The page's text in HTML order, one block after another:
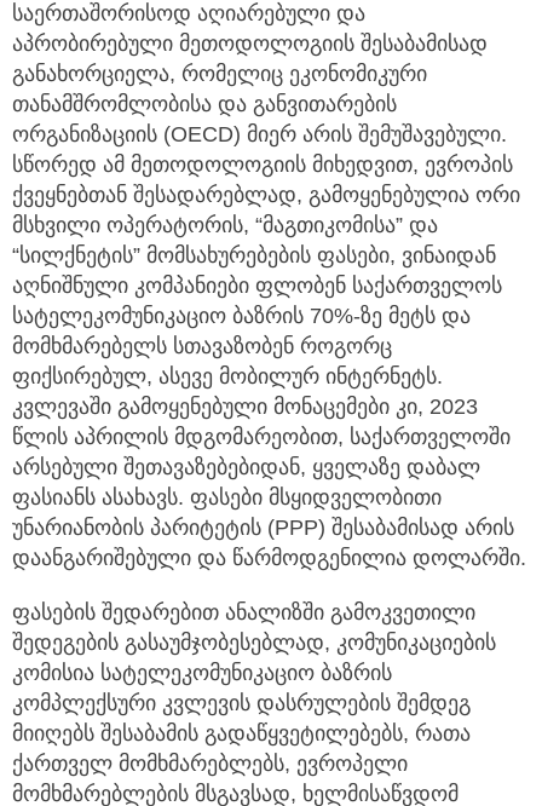
საერთაშორისოდ აღიარებული და
აპრობირებული მეთოდოლოგიის შესაბამისად
განახორციელა, რომელიც ეკონომიკური
თანამშრომლობისა და განვითარების
ორგანიზაციის (OECD) მიერ არის შემუშავებული.
სწორედ ამ მეთოდოლოგიის მიხედვით, ევროპის
ქვეყნებთან შესადარებლად, გამოყენებულია ორი
მსხვილი ოპერატორის, “მაგთიკომისა” და
“სილქნეტის” მომსახურებების ფასები, ვინაიდან
აღნიშნული კომპანიები ფლობენ საქართველოს
სატელეკომუნიკაციო ბაზრის 70%-ზე მეტს და
მომხმარებელს სთავაზობენ როგორც
ფიქსირებულ, ასევე მობილურ ინტერნეტს.
კვლევაში გამოყენებული მონაცემები კი, 2023
წლის აპრილის მდგომარეობით, საქართველოში
არსებული შეთავაზებებიდან, ყველაზე დაბალ
ფასიანს ასახავს. ფასები მსყიდველობითი
უნარიანობის პარიტეტის (PPP) შესაბამისად არის
დაანგარიშებული და წარმოდგენილია დოლარში.
ფასების შედარებით ანალიზში გამოკვეთილი
შედეგების გასაუმჯობესებლად, კომუნიკაციების
კომისია სატელეკომუნიკაციო ბაზრის
კომპლექსური კვლევის დასრულების შემდეგ
მიიღებს შესაბამის გადაწყვეტილებებს, რათა
ქართველ მომხმარებლებს, ევროპელი
მომხმარებლების მსგავსად, ხელმისაწვდომ